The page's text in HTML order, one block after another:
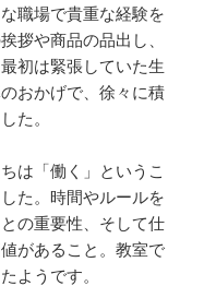
職場で貴重な経験を
拶や商品の品出し、
初は緊張していた生
おかげで、徐々に積
た。
は「働く」というこ
た。時間やルールを
の重要性、そして仕
があること。教室で
ようです。